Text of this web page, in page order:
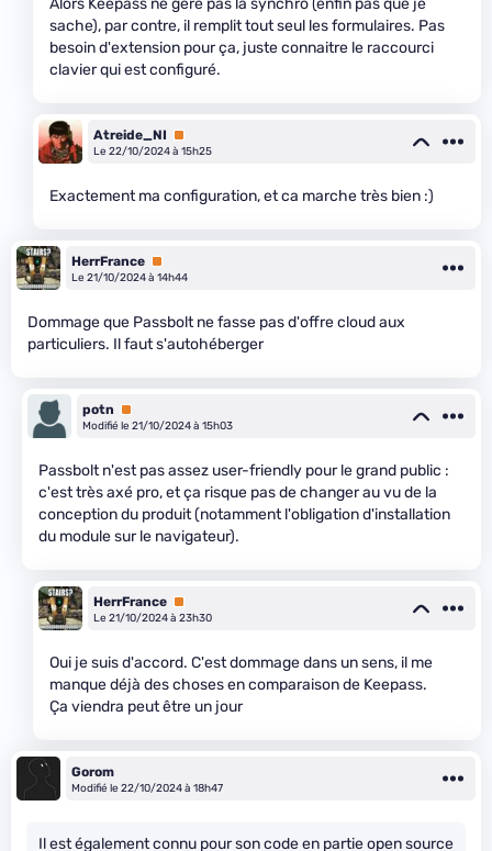
Alors Keepass ne gère pas la synchro (enfin pas que je
sache), par contre, il remplit tout seul les formulaires. Pas
besoin d'extension pour ça, juste connaitre le raccourci
clavier qui est configuré.
Atreide_NI
Premium
Le 22/10/2024 à 15h25
Exactement ma configuration, et ca marche très bien :)
HerrFrance Premium
Le 21/10/2024 à 14h44
Dommage que Passbolt ne fasse pas d'offre cloud aux
particuliers. Il faut s'autohéberger
potn
Premium
Modifié le 21/10/2024 à 15h03
Passbolt n'est pas assez user-friendly pour le grand public :
c'est très axé pro, et ça risque pas de changer au vu de la
conception du produit (notamment l'obligation d'installation
du module sur le navigateur).
HerrFrance Premium
Le 21/10/2024 à 23h30
Oui je suis d'accord. C'est dommage dans un sens, il me
manque déjà des choses en comparaison de Keepass.
Ça viendra peut être un jour
Gorom
Modifié le 22/10/2024 à 18h47
Il est également connu pour son code en partie open source